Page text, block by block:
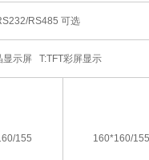
RS485 可选
显示屏 T:TFT彩屏显示
155 160*160/155